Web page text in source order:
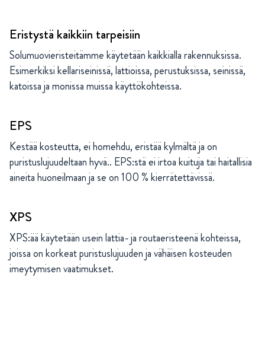
Eristystä kaikkiin tarpeisiin
Solumuovieristeitämme käytetään kaikkialla rakennuksissa.
Esimerkiksi kellariseinissä, lattioissa, perustuksissa, seinissä,
katoissa ja monissa muissa käyttökohteissa.
EPS
Kestää kosteutta, ei homehdu, eristää kylmältä ja on
puristuslujuudeltaan hyvä.. EPS:stä ei irtoa kuituja tai haitallisia
aineita huoneilmaan ja se on 100 % kierrätettävissä.
XPS
XPS:ää käytetään usein lattia- ja routaeristeenä kohteissa,
joissa on korkeat puristuslujuuden ja vähäisen kosteuden
imeytymisen vaatimukset.